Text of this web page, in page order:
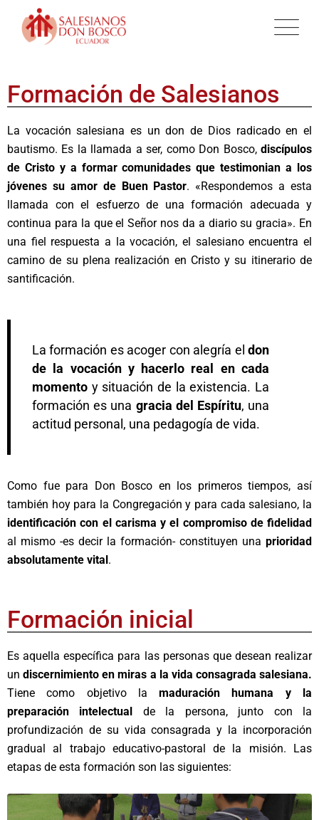
Formación de Salesianos
La vocación salesiana es un don de Dios radicado en el
bautismo. Es la llamada a ser, como Don Bosco, discípulos
de Cristo y a formar comunidades que testimonian a los
jóvenes su amor de Buen Pastor. «Respondemos a esta
llamada con el esfuerzo de una formación adecuada y
continua para la que el Señor nos da a diario su gracia». En
una fiel respuesta a la vocación, el salesiano encuentra el
camino de su plena realización en Cristo y su itinerario de
santificación.
La formación es acoger con alegría el don
de la vocación y hacerlo real en cada
momento y situación de la existencia. La
formación es una gracia del Espíritu, una
actitud personal, una pedagogía de vida.
Como fue para Don Bosco en los primeros tiempos, así
también hoy para la Congregación y para cada salesiano, la
identificación con el carisma y el compromiso de fidelidad
al mismo -es decir la formación- constituyen una prioridad
absolutamente vital.
Formación inicial
Es aquella específica para las personas que desean realizar
undiscernimiento en miras a la vida consagrada salesiana.
Tiene como objetivo lamaduración humana y la
preparación intelectual de la persona, junto con la
profundización de su vida consagrada y la incorporación
gradual al trabajo educativo-pastoral de la misión. Las
etapas de esta formación son las siguientes: